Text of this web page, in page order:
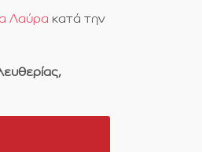
Λαύρα κατά την